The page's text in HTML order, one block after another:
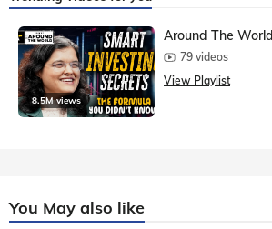
8.5M views
Around The World
79 videos
View Playlist
You May also like